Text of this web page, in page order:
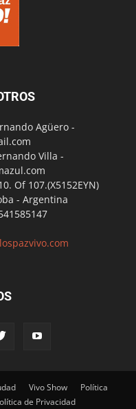
Agüero -
Villa -
Of 107.(X5152EYN)
- Argentina
Vivo Show
Política
de Privacidad